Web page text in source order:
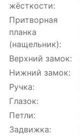
жёсткости:
Притворная
планка
(нащельник):
Верхний замок:
Нижний замок:
Ручка:
Глазок:
Петли:
Задвижка: